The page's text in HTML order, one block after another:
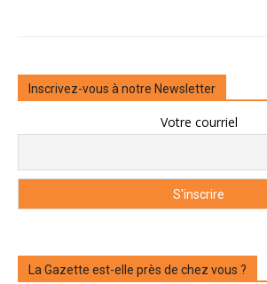
Inscrivez-vous à notre Newsletter
Votre courriel
La Gazette est-elle près de chez vous ?